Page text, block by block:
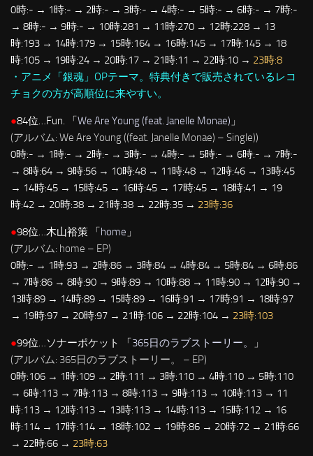
0時:- → 1時:- → 2時:- → 3時:- → 4時:- → 5時:- → 6時:- → 7時:-
→ 8時:- → 9時:- → 10時:281 → 11時:270 → 12時:228 → 13
時:193 → 14時:179 → 15時:164 → 16時:145 → 17時:145 → 18
時:105 → 19時:24 → 20時:17 → 21時:11 → 22時:10 → 23時:8
・アニメ「銀魂」OPテーマ。特典付きで販売されているレコ
チョクの方が高順位に来やすい。
●84位…Fun. 「We Are Young (feat. Janelle Monae) 」
(アルバム: We Are Young ((feat. Janelle Monae) – Single))
0時:- → 1時:- → 2時:- → 3時:- → 4時:- → 5時:- → 6時:- → 7時:-
→ 8時:64 → 9時:56 → 10時:48 → 11時:48 → 12時:46 → 13時:45
→ 14時:45 → 15時:45 → 16時:45 → 17時:45 → 18時:41 → 19
時:42 → 20時:38 → 21時:38 → 22時:35 → 23時:36
●98位…木山裕策 「home 」
(アルバム: home – EP)
0時:- → 1時:93 → 2時:86 → 3時:84 → 4時:84 → 5時:84 → 6時:86
→ 7時:86 → 8時:90 → 9時:89 → 10時:88 → 11時:90 → 12時:90 →
13時:89 → 14時:89 → 15時:89 → 16時:91 → 17時:91 → 18時:97
→ 19時:97 → 20時:97 → 21時:106 → 22時:104 → 23時:103
●99位…ソナーポケット 「365日のラブストーリー。
」
(アルバム: 365日のラブストーリー。 – EP)
0時:106 → 1時:109 → 2時:111 → 3時:110 → 4時:110 → 5時:110
→ 6時:113 → 7時:113 → 8時:113 → 9時:113 → 10時:113 → 11
時:113 → 12時:113 → 13時:113 → 14時:113 → 15時:112 → 16
時:114 → 17時:114 → 18時:102 → 19時:86 → 20時:72 → 21時:66
→ 22時:66 → 23時:63